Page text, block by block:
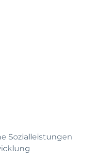
Sozialleistungen